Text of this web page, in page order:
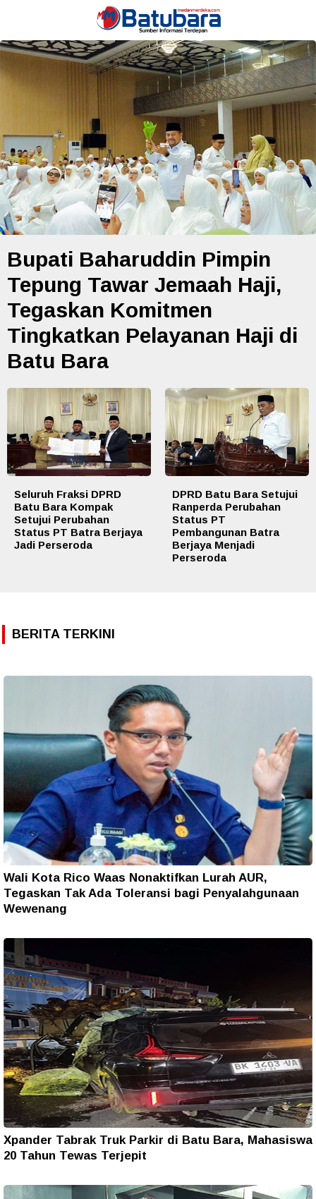
Bupati Baharuddin Pimpin
Tepung Tawar Jemaah Haji,
Tegaskan Komitmen
Tingkatkan Pelayanan Haji di
Batu Bara
Seluruh Fraksi DPRD
Batu Bara Kompak
Setujui Perubahan
Status PT Batra Berjaya
Jadi Perseroda
DPRD Batu Bara Setujui
Ranperda Perubahan
Status PT
Pembangunan Batra
Berjaya Menjadi
Perseroda
BERITA TERKINI
Wali Kota Rico Waas Nonaktifkan Lurah AUR,
Tegaskan Tak Ada Toleransi bagi Penyalahgunaan
Wewenang
Xpander Tabrak Truk Parkir di Batu Bara, Mahasiswa
20 Tahun Tewas Terjepit